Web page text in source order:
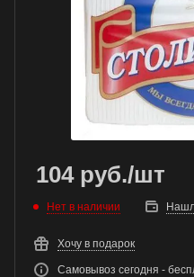
104руб./шт
Нет в наличии
Хочу в подарок
Самовывоз сегодня -